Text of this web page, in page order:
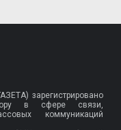
зарегистрировано
в сфере связи,
коммуникаций